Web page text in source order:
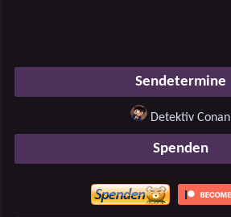
Sendetermine
Detektiv Conan
Spenden